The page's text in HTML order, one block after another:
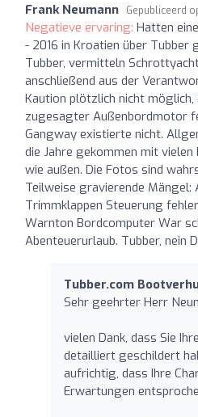
Frank Neumann Gepubliceerd
Negatieve ervaring: Hatten
- 2016 in Kroatien über Tubber
Tubber, vermitteln
anschließend aus der
Kaution plötzlich nicht
zugesagter Außenbordmotor
Gangway existierte nicht.
die Jahre gekommen mit vielen
wie außen. Die Fotos sind
Teilweise gravierende Mängel:
Trimmklappen Steuerung
Warnton Bordcomputer War
Abenteuerurlaub. Tubber, nein
Tubber.com
Sehr geehrter Herr
vielen Dank, dass Sie
detailliert geschildert
aufrichtig, dass Ihre
Erwartungen